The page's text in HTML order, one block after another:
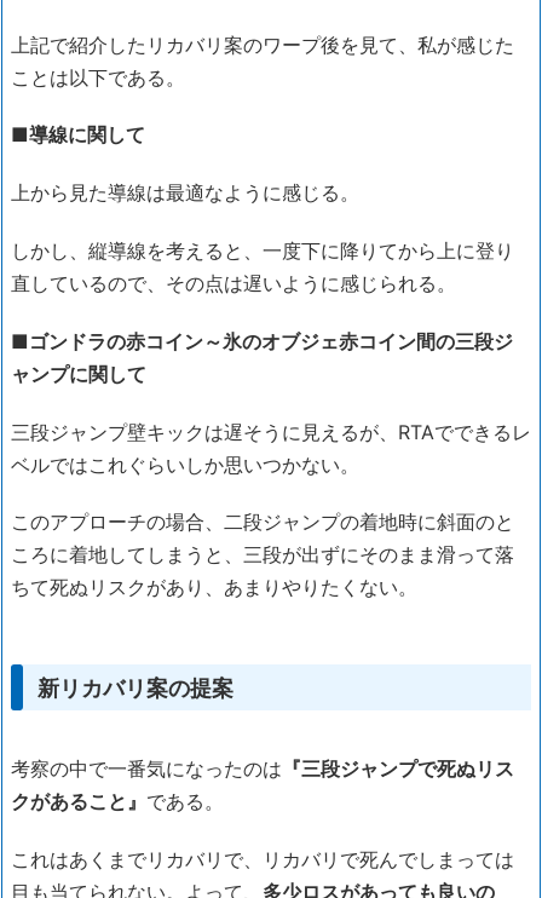
上記で紹介したリカバリ案のワープ後を見て、私が感じた
ことは以下である。
■導線に関して
上から見た導線は最適なように感じる。
しかし、縦導線を考えると、一度下に降りてから上に登り
直しているので、その点は遅いように感じられる。
■ゴンドラの赤コイン～氷のオブジェ赤コイン間の三段ジ
ャンプに関して
三段ジャンプ壁キックは遅そうに見えるが、RTAでできるレ
ベルではこれぐらいしか思いつかない。
このアプローチの場合、二段ジャンプの着地時に斜面のと
ころに着地してしまうと、三段が出ずにそのまま滑って落
ちて死ぬリスクがあり、あまりやりたくない。
新リカバリ案の提案
考察の中で一番気になったのは 『三段ジャンプで死ぬリス
クがあること』 である。
これはあくまでリカバリで、リカバリで死んでしまっては
目も当てられない。よって、 多少ロスがあっても良いの